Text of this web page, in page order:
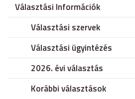
Választási Információk
Választási szervek
Választási ügyintézés
2026. évi választás
Korábbi választások